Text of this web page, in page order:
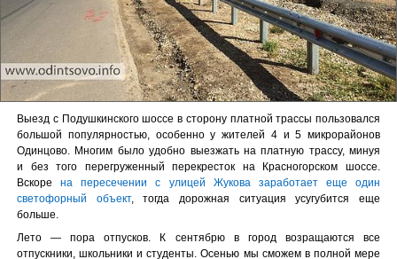
Выезд с Подушкинского шоссе в сторону платной трассы пользовался
большой популярностью, особенно у жителей 4 и 5 микрорайонов
Одинцово. Многим было удобно выезжать на платную трассу, минуя
и без того перегруженный перекресток на Красногорском шоссе.
Вскорена пересечении с улицей Жукова заработает еще один
светофорный объект, тогда дорожная ситуация усугубится еще
больше.
Лето — пора отпусков. К сентябрю в город возращаются все
отпускники, школьники и студенты. Осенью мы сможем в полной мере